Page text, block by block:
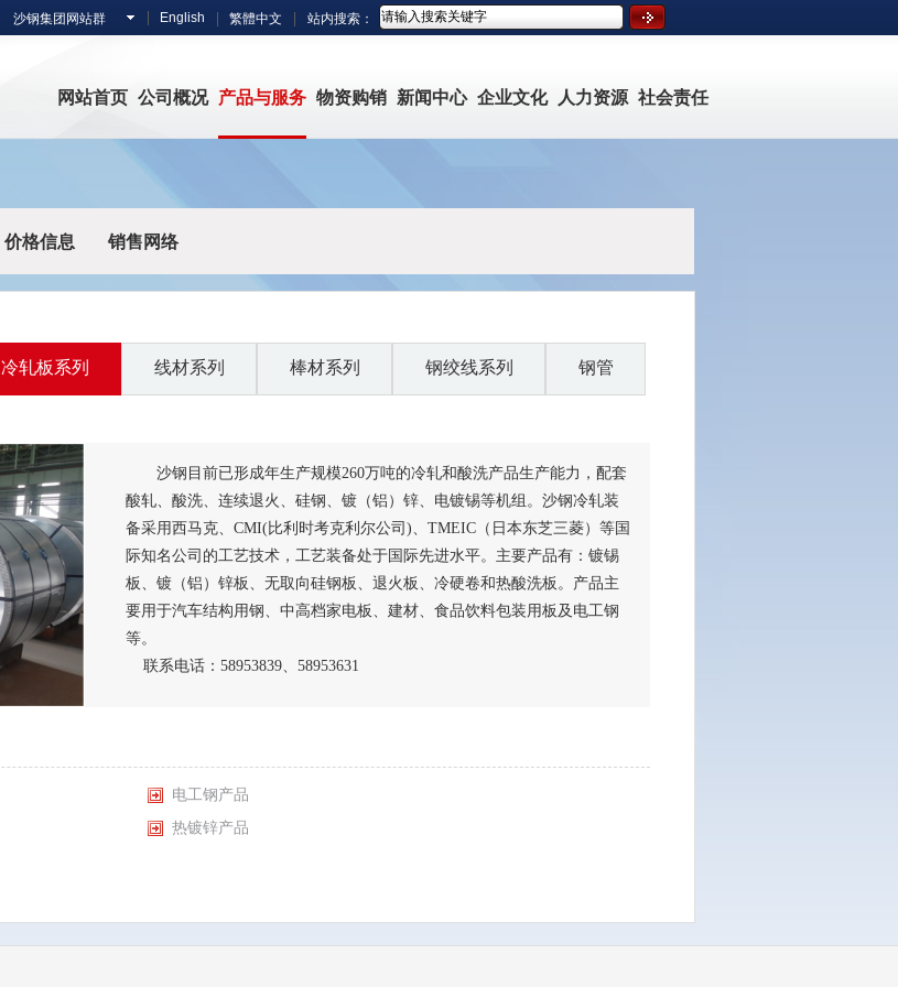
沙钢集团网站群 English 繁體中文 站内搜索：
网站首页 公司概况 产品与服务 物资购销 新闻中心 企业文化 人力资源 社会责任
价格信息 销售网络
冷轧板系列 线材系列 棒材系列 钢绞线系列 钢管
沙钢目前已形成年生产规模260万吨的冷轧和酸洗产品生产能力，配套
酸轧、酸洗、连续退火、硅钢、镀（铝）锌、电镀锡等机组。沙钢冷轧装
备采用西马克、CMI(比利时考克利尔公司)、TMEIC（日本东芝三菱）等国
际知名公司的工艺技术，工艺装备处于国际先进水平。主要产品有：镀锡
板、镀（铝）锌板、无取向硅钢板、退火板、冷硬卷和热酸洗板。产品主
要用于汽车结构用钢、中高档家电板、建材、食品饮料包装用板及电工钢
等。
联系电话：58953839、58953631
电工钢产品
热镀锌产品